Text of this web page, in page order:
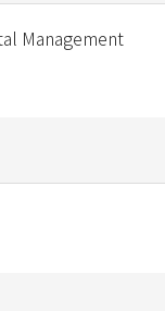
Management